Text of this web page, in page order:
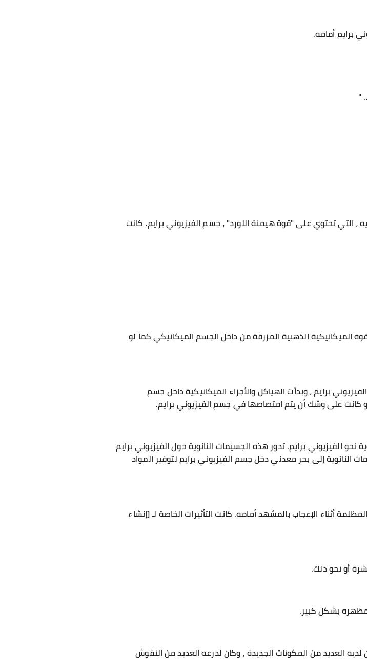
برايم أمامه.
"
، التي تحتوي على "قوة هيمنة اللورد" ، جسم الفيزيوني برايم. كانت
الميكانيكية الذهبية المزرقة من داخل الجسم الميكانيكي كما لو
برايم ، وبدأت الهياكل والأجزاء الميكانيكية داخل جسم
لو كانت على وشك أن يتم امتصاصها في جسم الفيزيوني برايم.
الفيزيوني برايم. تدور هذه الجسيمات النانوية حول الفيزيوني برايم
النانوية إلى بحر معدني دخل جسم الفيزيوني برايم لتوفير المواد
أثناء الإعجاب بالمشهد أمامه. كانت التأثيرات الخاصة لـ [إنشاء
أو نحو ذلك.
مظهره بشكل كبير.
العديد من المكونات الجديدة ، وكان لدرعه العديد من النقوش